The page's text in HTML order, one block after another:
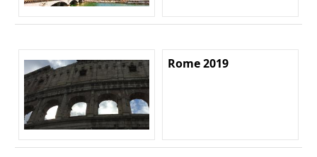
Rome 2019